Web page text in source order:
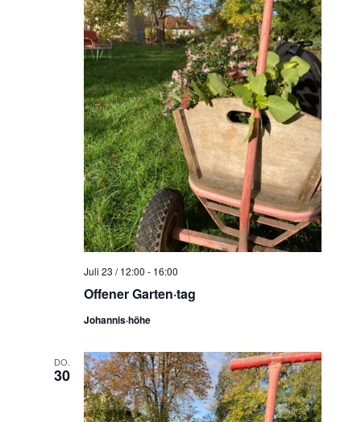
Offener Garten·tag
Juli 23 / 12:00 - 16:00
Johannis·höhe
DO.
30